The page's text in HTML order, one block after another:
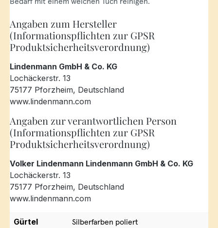
Angaben zum Hersteller
(Informationspflichten zur GPSR
Produktsicherheitsverordnung)
Lindenmann GmbH & Co. KG
Lochäckerstr. 13
75177 Pforzheim, Deutschland
www.lindenmann.com
Angaben zur verantwortlichen Person
(Informationspflichten zur GPSR
Produktsicherheitsverordnung)
Volker Lindenmann Lindenmann GmbH & Co. KG
Lochäckerstr. 13
75177 Pforzheim, Deutschland
www.lindenmann.com
Gürtel
Silberfarben poliert